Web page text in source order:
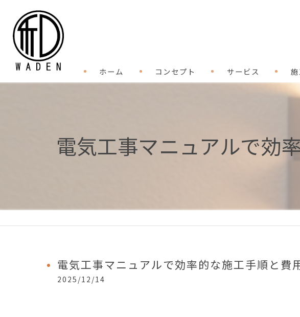
ホーム コンセプト サービス
電気工事マニュアルで効
電気工事マニュアルで効率的な施工手順と費
2025/12/14